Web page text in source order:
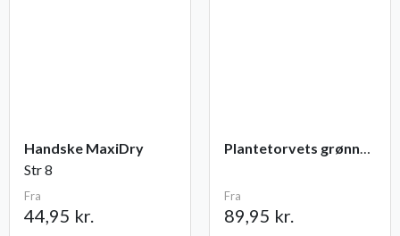
Handske MaxiDry
Str 8
Fra
44,95 kr.
Plantetorvets grønne vandingspose 75 liter
Fra
89,95 kr.